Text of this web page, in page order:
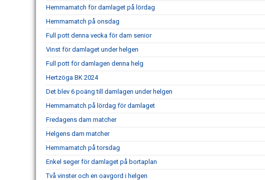
Hemmamatch för damlaget på lördag
Hemmamatch på onsdag
Full pott denna vecka för dam senior
Vinst för damlaget under helgen
Full pott för damlagen denna helg
Hertzöga BK 2024
Det blev 6 poäng till damlagen under helgen
Hemmamatch på lördag för damlaget
Fredagens dam matcher
Helgens dam matcher
Hemmamatch på torsdag
Enkel seger för damlaget på bortaplan
Två vinster och en oavgord i helgen